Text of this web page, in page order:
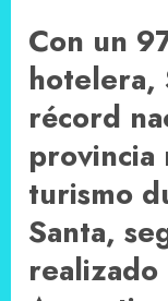
Con un
hotelera,
récord
provincia
turismo
Santa,